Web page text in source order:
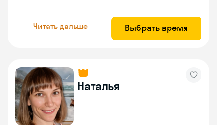
Читать дальше Выбрать время
Наталья